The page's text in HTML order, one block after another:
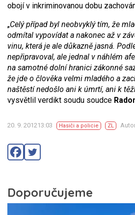
obojí v inkriminovanou dobu
„Celý případ byl neobvyklý tím, že
odmítal vypovídat a nakonec až v
vinu, která je ale důkazně jasná.
nepřipravoval, ale jednal v náhlém
na samotné dolní hranici zákonné
že jde o člověka velmi mladého a
naštěstí nedošlo ani k úmrtí, ani k
vysvětlil verdikt soudu soudce
20. 9. 201213:03 Hasiči a policie ZL